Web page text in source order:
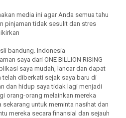
media ini agar Anda semua tahu
pinjaman tidak sesulit dan stres
bandung. Indonesia
saya dari ONE BILLION RISING
saya mudah, lancar dan dapat
diberkati sejak saya baru di
dan hidup saya tidak lagi menjadi
orang-orang melainkan mereka
sekarang untuk meminta nasihat dan
mereka secara finansial dan sejauh